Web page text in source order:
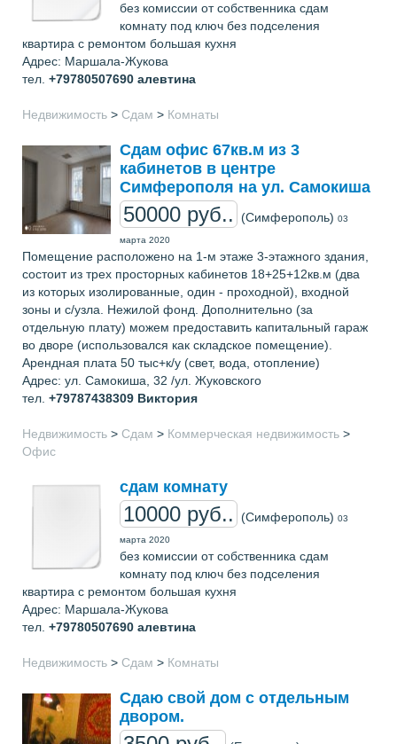
без комиссии от собственника сдам
комнату под ключ без подселения
квартира с ремонтом большая кухня
Адрес: Маршала-Жукова
тел. +79780507690 алевтина
Недвижимость > Сдам > Комнаты
Сдам офис 67кв.м из 3
кабинетов в центре
Симферополя на ул. Самокиша
50000 руб.. (Симферополь) 03
марта 2020
Помещение расположено на 1-м этаже 3-этажного здания,
состоит из трех просторных кабинетов 18+25+12кв.м (два
из которых изолированные, один - проходной), входной
зоны и с/узла. Нежилой фонд. Дополнительно (за
отдельную плату) можем предоставить капитальный гараж
во дворе (использовался как складское помещение).
Арендная плата 50 тыс+к/у (свет, вода, отопление)
Адрес: ул. Самокиша, 32 /ул. Жуковского
тел. +79787438309 Виктория
Недвижимость > Сдам > Коммерческая недвижимость >
Офис
сдам комнату
10000 руб.. (Симферополь) 03
марта 2020
без комиссии от собственника сдам
комнату под ключ без подселения
квартира с ремонтом большая кухня
Адрес: Маршала-Жукова
тел. +79780507690 алевтина
Недвижимость > Сдам > Комнаты
Сдаю свой дом с отдельным
двором.